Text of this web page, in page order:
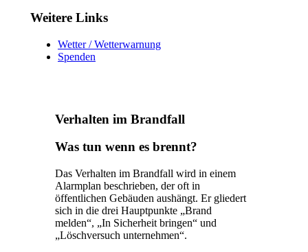
Weitere Links
Wetter / Wetterwarnung
Spenden
Verhalten im Brandfall
Was tun wenn es brennt?
Das Verhalten im Brandfall wird in einem
Alarmplan beschrieben, der oft in
öffentlichen Gebäuden aushängt. Er gliedert
sich in die drei Hauptpunkte „Brand
melden“, „In Sicherheit bringen“ und
„Löschversuch unternehmen“.